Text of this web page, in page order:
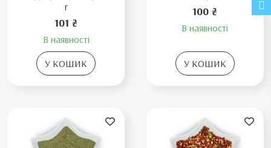
г
101 ₴
В наявності
У КОШИК
100 ₴
В наявності
У КОШИК